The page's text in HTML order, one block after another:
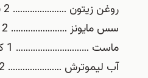
روغن زیتون …………………. 2 قاشق غذاخوری
سس مایونز ………………….. 2 قاشق غذاخوری
ماست ………………………… 1 کاسه
آب لیموترش …………………. 2 تا 3 قاشق غذاخوری